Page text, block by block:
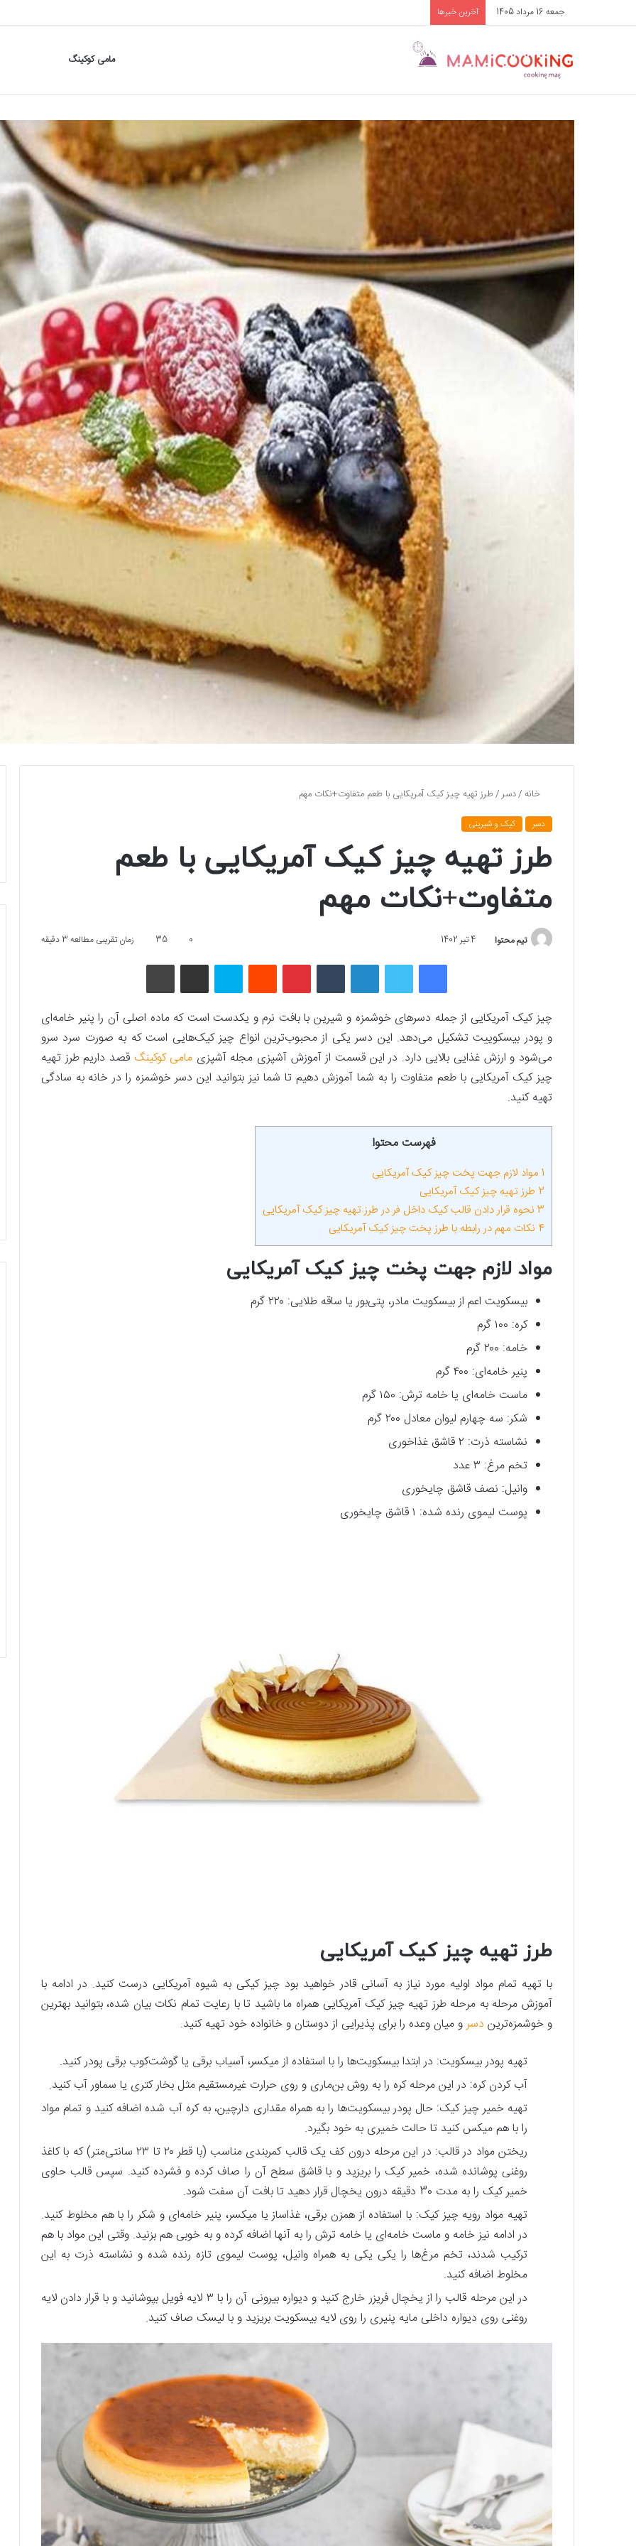
جمعه 16 مرداد 1405 آخرین خبرها
مامی کوکینگ
خانه /دسر/طرز تهیه چیز کیک آمریکایی با طعم متفاوت+نکات مهم
دسر کیک و شیرینی
طرز تهیه چیز کیک آمریکایی با طعم
متفاوت+نکات مهم
تیم محتوا 4 تیر 1402 0
35 زمان تقریبی مطالعه 3 دقیقه
فیسبوک لینکداین پینتریست اسکایپ
چیز کیک آمریکایی از جمله دسرهای خوشمزه و شیرین با بافت نرم و یکدست است که ماده اصلی آن را پنیر خامه‌ای
و پودر بیسکوییت تشکیل می‌دهد. این دسر یکی از محبوب‌ترین انواع چیز کیک‌هایی است که به صورت سرد سرو
می‌شود و ارزش غذایی بالایی دارد. در این قسمت از آموزش آشپزی مجله آشپزی مامی کوکینگ قصد داریم طرز تهیه
چیز کیک آمریکایی با طعم متفاوت را به شما آموزش دهیم تا شما نیز بتوانید این دسر خوشمزه را در خانه به سادگی
تهیه کنید.
فهرست محتوا
1 مواد لازم جهت پخت چیز کیک آمریکایی
2 طرز تهیه چیز کیک آمریکایی
3 نحوه قرار دادن قالب کیک داخل فر در طرز تهیه چیز کیک آمریکایی
4 نکات مهم در رابطه با طرز پخت چیز کیک آمریکایی
مواد لازم جهت پخت چیز کیک آمریکایی
بیسکویت اعم از بیسکویت مادر، پتی‌بور یا ساقه طلایی: ۲۲۰ گرم
کره: ۱۰۰ گرم
خامه: ۲۰۰ گرم
پنیر خامه‌ای: ۴۰۰ گرم
ماست خامه‌ای یا خامه‌ ترش: ۱۵۰ گرم
شکر: سه چهارم لیوان معادل ۲۰۰ گرم
نشاسته ذرت: ۲ قاشق غذاخوری
تخم مرغ: ۳ عدد
وانیل: نصف قاشق چایخوری
پوست لیموی رنده شده: ۱ قاشق چایخوری
طرز تهیه چیز کیک آمریکایی
با تهیه تمام مواد اولیه مورد نیاز به آسانی قادر خواهید بود چیز کیکی به شیوه آمریکایی درست کنید. در ادامه با
آموزش مرحله به مرحله طرز تهیه چیز کیک آمریکایی همراه ما باشید تا با رعایت تمام نکات بیان شده، بتوانید بهترین
و خوشمزه‌ترین دسرو میان وعده را برای پذیرایی از دوستان و خانواده خود تهیه کنید.
تهیه پودر بیسکویت: در ابتدا بیسکویت‌ها را با استفاده از میکسر، آسیاب برقی یا گوشت‌کوب برقی پودر کنید.
آب کردن کره: در این مرحله کره را به روش بن‌ماری و روی حرارت غیرمستقیم مثل بخار کتری یا سماور آب کنید.
تهیه خمیر چیز کیک: حال پودر بیسکویت‌ها را به همراه مقداری دارچین، به کره آب شده اضافه کنید و تمام مواد
را با هم میکس کنید تا حالت خمیری به خود بگیرد.
ریختن مواد در قالب: در این مرحله درون کف یک قالب کمربندی مناسب (با قطر ۲۰ تا ۲۳ سانتی‌متر) که با کاغذ
روغنی پوشانده شده، خمیر کیک را بریزید و با قاشق سطح آن را صاف کرده و فشرده کنید. سپس قالب حاوی
خمیر کیک را به مدت 30 دقیقه درون یخچال قرار دهید تا بافت آن سفت شود.
تهیه مواد رویه چیز کیک: با استفاده از همزن برقی، غذاساز یا میکسر، پنیر خامه‌ای و شکر را با هم مخلوط کنید.
در ادامه نیز خامه و ماست خامه‌ای یا خامه ترش را به آنها اضافه کرده و به خوبی هم بزنید. وقتی این مواد با هم
ترکیب شدند، تخم مرغ‌ها را یکی یکی به همراه وانیل، پوست لیموی تازه رنده شده و نشاسته‌ ذرت به این
مخلوط اضافه کنید.
در این مرحله قالب را از یخچال فریزر خارج کنید و دیواره بیرونی آن را با ۳ لایه فویل بپوشانید و با قرار دادن لایه
روغنی روی دیواره داخلی مایه پنیری را روی لایه بیسکویت بریزید و با لیسک صاف کنید.